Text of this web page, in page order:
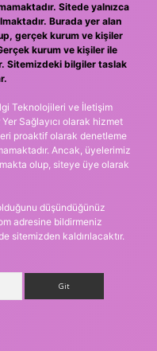
Sitede yalnızca
Burada yer alan
gerçek kurum ve kişiler
kurum ve kişiler ile
Sitemizdeki bilgiler taslak
Teknolojileri ve İletişim
Sağlayıcı olarak hizmet
proaktif olarak denetleme
Ancak, üyelerimiz
olup, siteye üye olarak
düşündüğünüz
adresine bildirmeniz
sitemizden kaldırılacaktır.